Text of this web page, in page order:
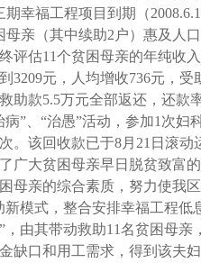
期幸福工程项目到期（
母亲（其中续助2 户）惠及人口
评估11个贫困母亲的年纯收
3209元，人均增收736元，受
助款5.5万元全部返还，还款
病”、“治愚”活动，参加1 次妇
。该回收款已于8月 21 日滚动
广大贫困母亲早日脱贫致富
母亲的综合素质，努力使我
模式，整合安排幸福工程低
，由其带动救助11名贫困母亲
缺口和用工需求，得到该夫